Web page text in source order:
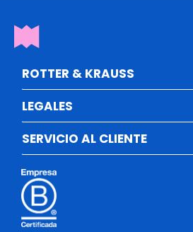
ROTTER & KRAUSS
LEGALES
SERVICIO AL CLIENTE